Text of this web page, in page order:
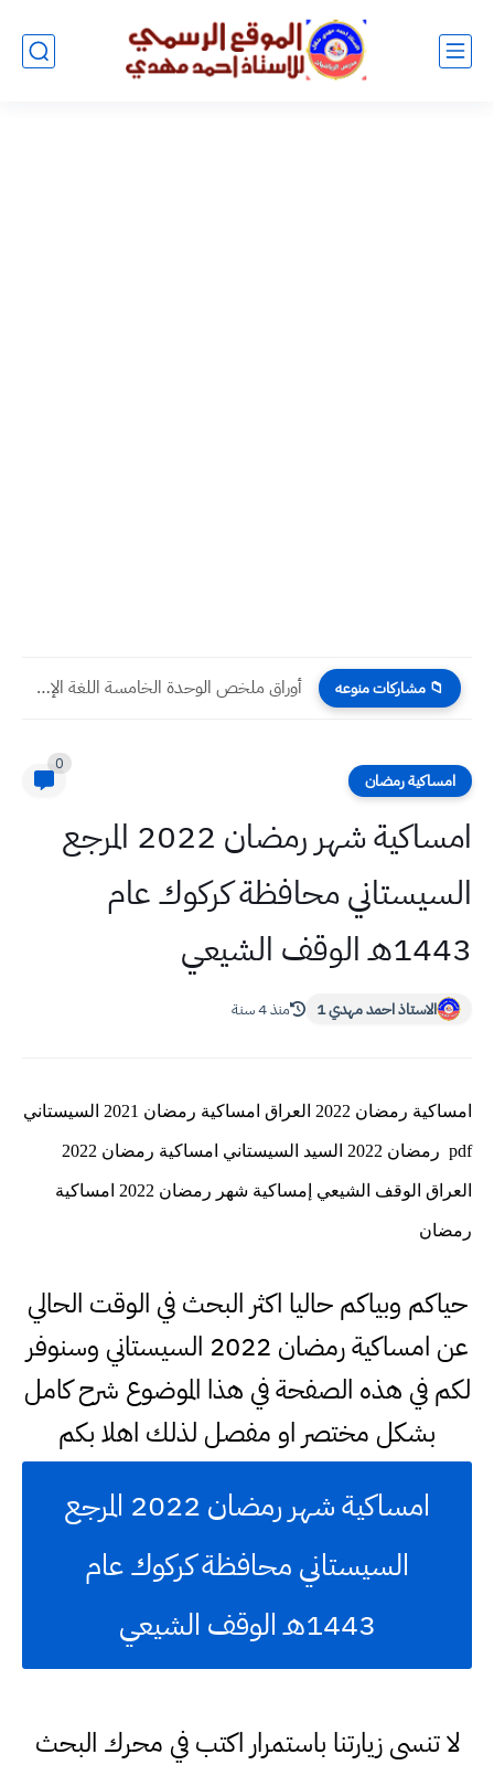
📁 مشاركات منوعه أوراق ملخص الوحدة الخامسة اللغة الإنكليزية الخامس الابتدائي شرح وملاحظات...
امساكية رمضان
0
امساكية شهر رمضان 2022 المرجع
السيستاني محافظة كركوك عام
1443هـ الوقف الشيعي
الاستاذ احمد مهدي 1 منذ 4 سنة
امساكية رمضان 2022 العراق امساكية رمضان 2021 السيستاني
pdf رمضان 2022 السيد السيستاني امساكية رمضان 2022
العراق الوقف الشيعي إمساكية شهر رمضان 2022 امساكية
رمضان
حياكم وبياكم حاليا اكثر البحث في الوقت الحالي
عن امساكية رمضان 2022 السيستاني وسنوفر
لكم في هذه الصفحة في هذا الموضوع شرح كامل
بشكل مختصر او مفصل لذلك اهلا بكم
امساكية شهر رمضان 2022 المرجع
السيستاني محافظة كركوك عام
1443هـ الوقف الشيعي
لا تنسى زيارتنا باستمرار اكتب في محرك البحث